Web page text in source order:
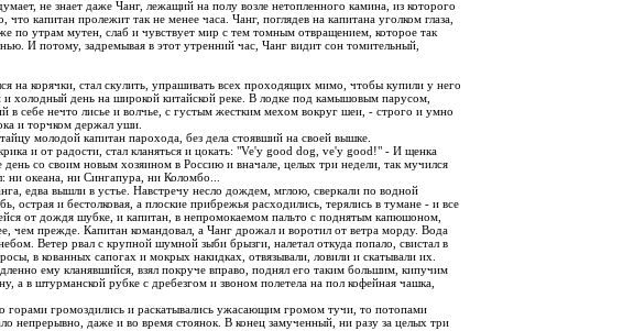
не знает даже Чанг, лежащий на полу возле нетопленного камина, из которого
капитан пролежит так не менее часа. Чанг, поглядев на капитана уголком глаза,
по утрам мутен, слаб и чувствует мир с тем томным отвращением, которое так
И потому, задремывая в этот утренний час, Чанг видит сон томительный,
на корячки, стал скулить, упрашивать всех проходящих мимо, чтобы купили у него
день на широкой китайской реке. В лодке под камышовым парусом,
себе нечто лисье и волчье, с густым жестким мехом вокруг шеи, - строго и умно
и торчком держал уши.
молодой капитан парохода, без дела стоявший на своей вышке.
и от радости, стал кланяться и цокать: "Ve'y good dog, ve'y good!" - И щенка
со своим новым хозяином в Россию и вначале, целых три недели, так мучился
ни океана, ни Сингапура, ни Коломбо...
едва вышли в устье. Навстречу несло дождем, мглою, сверкали по водной
острая и бестолковая, а плоские прибрежья расходились, терялись в тумане - и все
от дождя шубке, и капитан, в непромокаемом пальто с поднятым капюшоном,
чем прежде. Капитан командовал, а Чанг дрожал и воротил от ветра морду. Вода
Ветер рвал с крупной шумной зыби брызги, налетал откуда попало, свистал в
в кованных сапогах и мокрых накидках, отвязывали, ловили и скатывали их.
ему кланявшийся, взял покруче вправо, поднял его таким большим, кипучим
а в штурманской рубке с дребезгом и звоном полетела на пол кофейная чашка,
горами громоздились и раскатывались ужасающим громом тучи, то потопами
непрерывно, даже и во время стоянок. В конец замученный, ни разу за целых три